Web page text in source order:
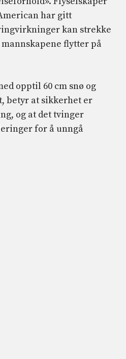
har gitt
kan strekke
flytter på
opptil 60 cm snø og
betyr at sikkerhet er
og at det tvinger
for å unngå